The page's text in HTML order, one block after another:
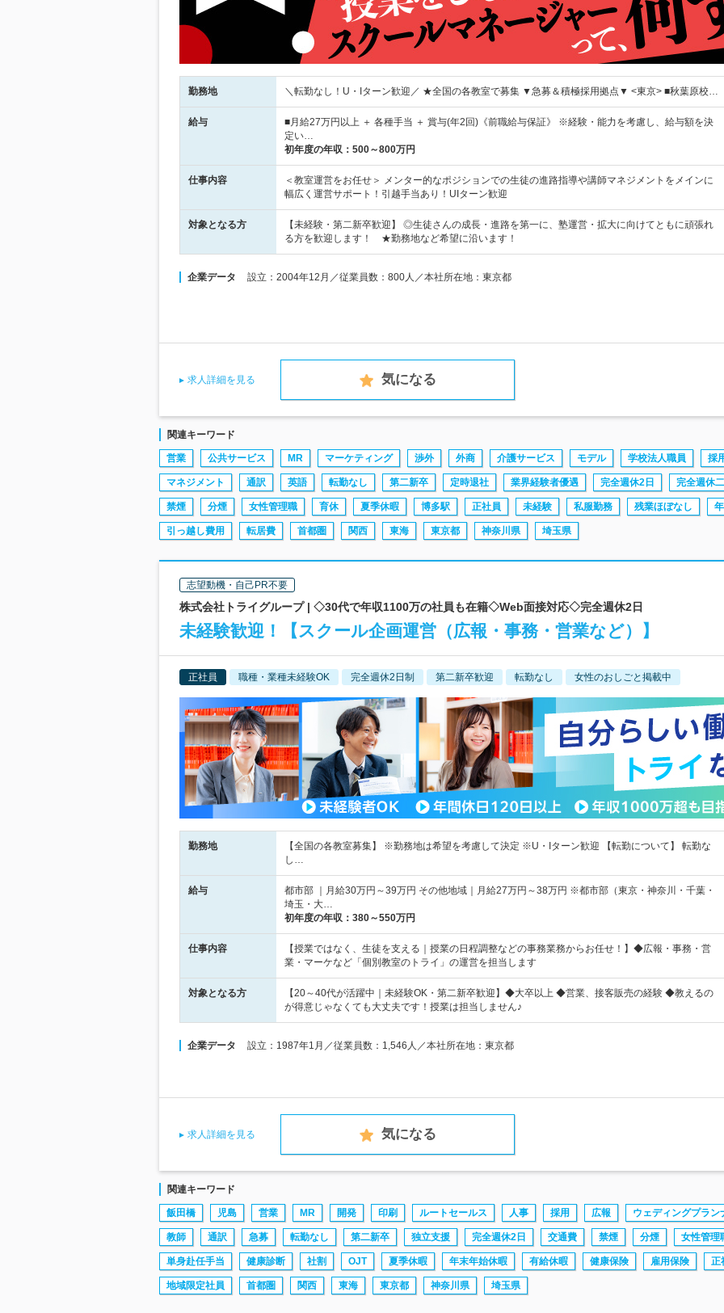
勤務地 ＼転勤なし！U・Iターン歓迎／ ★全国の各教室で募集 ▼急募＆積極採用拠点▼ <東京> ■秋葉原校…
給与
■月給27万円以上 ＋ 各種手当 ＋ 賞与(年2回)《前職給与保証》 ※経験・能力を考慮し、給与額を決
定い…
初年度の年収： 500～800万円
仕事内容
＜教室運営をお任せ＞ メンター的なポジションでの生徒の進路指導や講師マネジメントをメインに
幅広く運営サポート！引越手当あり！UIターン歓迎
対象となる方
【未経験・第二新卒歓迎】 ◎生徒さんの成長・進路を第一に、塾運営・拡大に向けてともに頑張れ
る方を歓迎します！ ★勤務地など希望に沿います！
企業データ 設立：2004年12月／従業員数：800人／本社所在地：東京都
求人詳細を見る 気になる
関連キーワード
営業 公共サービス MR マーケティング 渉外 外商 介護サービス モデル 学校法人職員 採
マネジメント 通訳 英語 転勤なし 第二新卒 定時退社 業界経験者優遇 完全週休2日 完全週休
禁煙 分煙 女性管理職 育休 夏季休暇 博多駅 正社員 未経験 私服勤務 残業ほぼなし
引っ越し費用 転居費 首都圏 関西 東海 東京都 神奈川県 埼玉県
志望動機・自己PR不要
株式会社トライグループ | ◇30代で年収1100万の社員も在籍◇Web面接対応◇完全週休2日
未経験歓迎！【スクール企画運営（広報・事務・営業など）】
正社員 職種・業種未経験OK 完全週休2日制 第二新卒歓迎 転勤なし 女性のおしごと掲載中
勤務地
【全国の各教室募集】 ※勤務地は希望を考慮して決定 ※U・Iターン歓迎 【転勤について】 転勤な
し…
給与
都市部 ｜月給30万円～39万円 その他地域｜月給27万円～38万円 ※都市部（東京・神奈川・千葉・
埼玉・大…
初年度の年収： 380～550万円
仕事内容
【授業ではなく、生徒を支える｜授業の日程調整などの事務業務からお任せ！】◆広報・事務・営
業・マーケなど「個別教室のトライ」の運営を担当します
対象となる方
【20～40代が活躍中｜未経験OK・第二新卒歓迎】◆大卒以上 ◆営業、接客販売の経験 ◆教えるの
が得意じゃなくても大丈夫です！授業は担当しません♪
企業データ 設立：1987年1月／従業員数：1,546人／本社所在地：東京都
求人詳細を見る 気になる
関連キーワード
飯田橋 児島 営業 MR 開発 印刷 ルートセールス 人事 採用 広報 ウェディングプラン
教師 通訳 急募 転勤なし 第二新卒 独立支援 完全週休2日 交通費 禁煙 分煙 女性管理
単身赴任手当 健康診断 社割 OJT 夏季休暇 年末年始休暇 有給休暇 健康保険 雇用保険 正
地域限定社員 首都圏 関西 東海 東京都 神奈川県 埼玉県